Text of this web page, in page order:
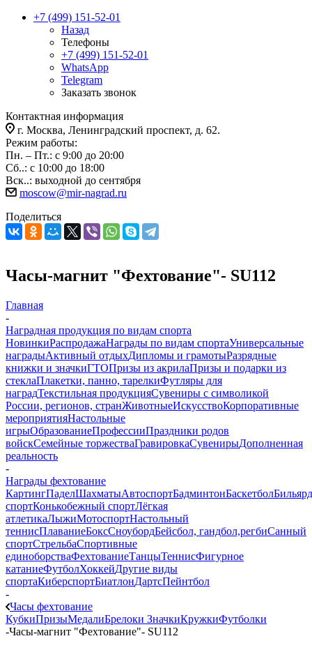
+7 (499) 151-52-01
Назад
Телефоны
+7 (499) 151-52-01
WhatsApp
Telegram
Заказать звонок
Контактная информация
г. Москва, Ленинградский проспект, д. 62.
Режим работы:
Пн. – Пт.: с 9:00 до 20:00
Сб..: с 10:00 до 18:00
Вск..: выходной до сентября
moscow@mir-nagrad.ru
Поделиться
Часы-магнит "Фехтование"- SU112
Главная
-
Наградная продукция по видам спорта
НовинкиРаспродажаНаграды по видам спортаУниверсальные
наградыАктивный отдыхДипломы и грамотыРазрядные
книжки и значкиГТОПризы из акрилаПризы и подарки из
стеклаПлакетки, панно, тарелкиФутляры для
наградТекстильная продукцияСувениры с символикой
России, регионов, странЖивотныеИскусствоКорпоративные
мероприятияНастольные
игрыОбразованиеПрофессииПраздники родов
войскСемейные торжестваГравировкаСувенирыДополненная
реальность
-
Награды фехтование
КартингПаделШахматыАвтоспортБадминтонБаскетболБильярд
спортКонькобежный спортЛёгкая
атлетикаЛыжиМотоспортНастольный
теннисПлаваниеБоксСноубордБейсбол, гандбол,регбиСанный
спортСтрельбаСпортивные
единоборстваФехтованиеТанцыТеннисФигурное
катаниеФутболХоккейДругие виды
спортаКиберспортБиатлонДартсПейнтбол
-
Часы фехтование
КубкиПризыМедалиБрелоки ЗначкиКружкиФутболки
-Часы-магнит "Фехтование"- SU112